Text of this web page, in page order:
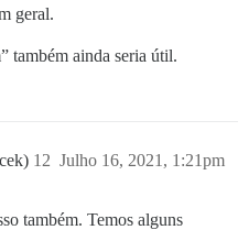
geral.
também ainda seria útil.
Julho 16, 2021, 1:21pm
12
também. Temos alguns